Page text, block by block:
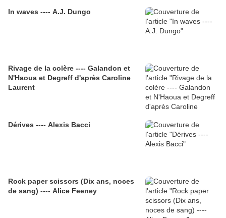
In waves ---- A.J. Dungo
Rivage de la colère ---- Galandon et
N'Haoua et Degreff d'après Caroline
Laurent
Dérives ---- Alexis Bacci
Rock paper scissors (Dix ans, noces
de sang) ---- Alice Feeney